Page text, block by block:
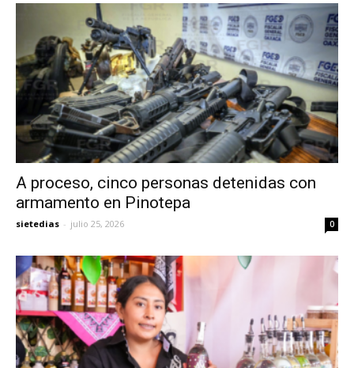
A proceso, cinco personas detenidas con
armamento en Pinotepa
sietedias - julio 25, 2026 0